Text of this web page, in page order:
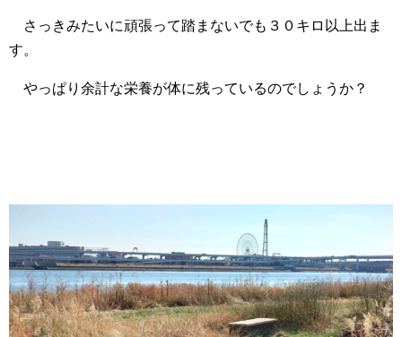
さっきみたいに頑張って踏まないでも３０キロ以上出ま
す。
やっぱり余計な栄養が体に残っているのでしょうか？